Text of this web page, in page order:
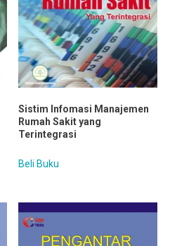
Sistim Infomasi Manajemen
Rumah Sakit yang
Terintegrasi
Beli Buku